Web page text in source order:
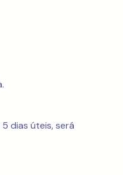
dias úteis, será